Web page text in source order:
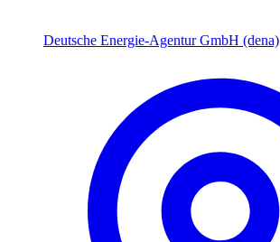
Deutsche Energie-Agentur GmbH (dena)